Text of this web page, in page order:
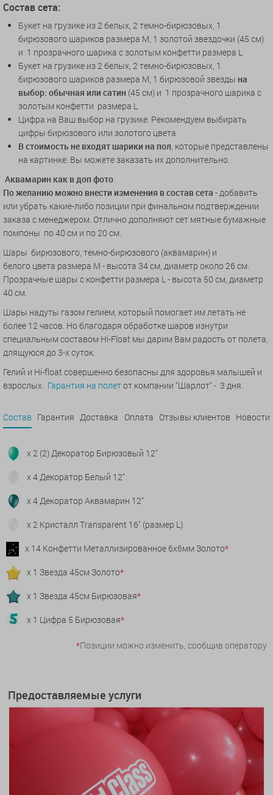
Состав сета:
Букет на грузике из 2 белых, 2 темно-бирюзовых, 1
бирюзового шариков размера M, 1 золотой звездочки (45 см)
и 1 прозрачного шарика с золотым конфетти размера L
Букет на грузике из 2 белых, 2 темно-бирюзовых, 1
бирюзового шариков размера M, 1 бирюзовой звезды на
выбор: обычная или сатин (45 см) и 1 прозрачного шарика с
золотым конфетти размера L
Цифра на Ваш выбор на грузике. Рекомендуем выбирать
цифры бирюзового или золотого цвета
В стоимость не входят шарики на пол, которые представлены
на картинке. Вы можете заказать их дополнительно.
Аквамарин как в доп фото.
По желанию можно внести изменения в состав сета - добавить
или убрать какие-либо позиции при финальном подтверждении
заказа с менеджером. Отлично дополняют сет мятные бумажные
помпоны по 40 см и по 20 см.
Шары бирюзового, темно-бирюзового (аквамарин) и
белого цвета размера M - высота 34 см, диаметр около 26 см.
Прозрачные шары с конфетти размера L - высота 50 см, диаметр
40 см.
Шары надуты газом гелием, который помогает им летать не
более 12 часов. Но благодаря обработке шаров изнутри
специальным составом Hi-Float мы дарим Вам радость от полета,
длящуюся до 3-х суток.
Гелий и Hi-float совершенно безопасны для здоровья малышей и
взрослых. Гарантия на полетот компании "Шарлот" - 3 дня.
Состав Гарантия Доставка Оплата Отзывы клиентов Новости
x 2 (2) Декоратор Бирюзовый 12"
x 4 Декоратор Белый 12"
x 4 Декоратор Аквамарин 12"
x 2 Кристалл Transparent 16" (размер L)
x 14 Конфетти Металлизированное 6х6мм Золото*
x 1 Звезда 45см Золото*
x 1 Звезда 45см Бирюзовая*
x 1 Цифра 5 Бирюзовая*
*Позиции можно изменить, сообщив оператору
Предоставляемые услуги